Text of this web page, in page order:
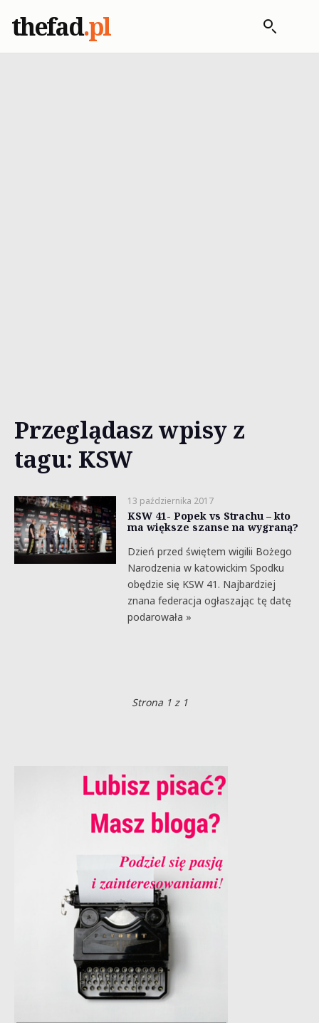
thefad.pl
Przeglądasz wpisy z
tagu: KSW
13 października 2017
KSW 41- Popek vs Strachu – kto
ma większe szanse na wygraną?
Dzień przed świętem wigilii Bożego
Narodzenia w katowickim Spodku
obędzie się KSW 41. Najbardziej
znana federacja ogłaszając tę datę
podarowała »
Strona 1 z 1